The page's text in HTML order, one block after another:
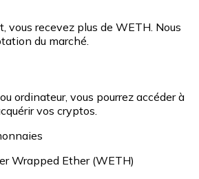
vous recevez plus de WETH. Nous
du marché.
ordinateur, vous pourrez accéder à
vos cryptos.
Wrapped Ether (WETH)